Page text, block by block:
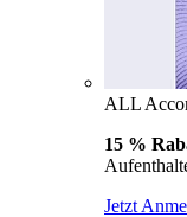
ALL
15 %
Jetzt